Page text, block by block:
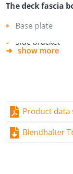
The deck fascia
Base plate
Side bracket
Incl. Clip and
Incl. one screw
mm)
show more
Product data
Blendhalter